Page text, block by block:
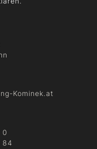
Kominek.at
0
84